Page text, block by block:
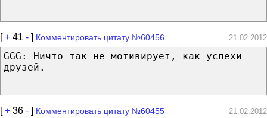
[+ 41 - ] Комментировать цитату №60456 21.02.2012
GGG: Ничто так не мотивирует, как успехи
друзей.
[+ 36 - ] Комментировать цитату №60455 21.02.2012